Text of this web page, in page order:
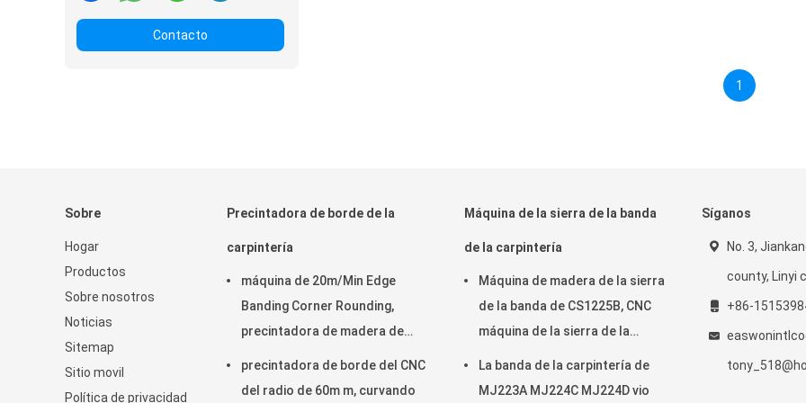
Contacto
1
Sobre
Hogar
Productos
Sobre nosotros
Noticias
Sitemap
Sitio movil
Política de privacidad
Precintadora de borde de la
carpintería
máquina de 20m/Min Edge
Banding Corner Rounding,
precintadora de madera de
precintadora de borde del CNC
del radio de 60m m, curvando
Máquina de la sierra de la banda
de la carpintería
Máquina de madera de la sierra
de la banda de CS1225B, CNC
máquina de la sierra de la
La banda de la carpintería de
MJ223A MJ224C MJ224D vio
Síganos
No. 3,
county, Linyi
+86-